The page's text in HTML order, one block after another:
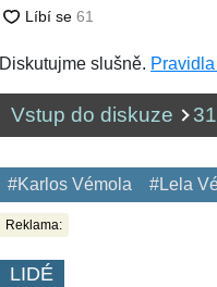
Diskutujme slušně.
Vstup do diskuze 31
#Karlos Vémola #Lela
Reklama:
LIDÉ